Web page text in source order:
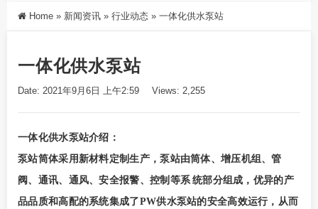
Home » 新闻资讯 » 行业动态 » 一体化供水泵站
一体化供水泵站
Date: 2021年9月6日 上午2:59 Views: 2,255
一体化供水泵站介绍：
泵站筒体采用新材料定制生产，泵站由筒体、增压机组、管
阀、通讯、通风、安全报警、控制等系 统部分组成，优异的产
品品质和高配的系统集成了PW供水泵站的安全高效运行，从而